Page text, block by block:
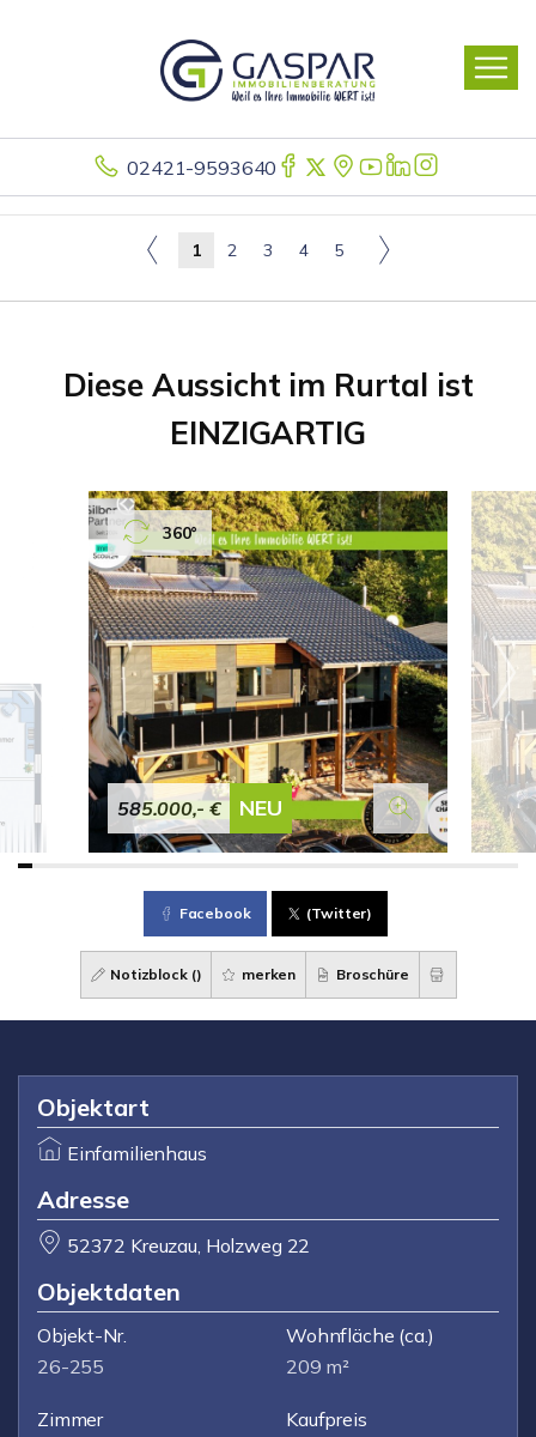
02421-9593640
1 2 3 4 5
Diese Aussicht im Rurtal ist
EINZIGARTIG
585.000,- € NEU
360°
Facebook (Twitter)
Notizblock () merken Broschüre
Objektart
Einfamilienhaus
Adresse
52372 Kreuzau, Holzweg 22
Objektdaten
Objekt-Nr.
26-255
Wohnfläche (ca.)
209 m²
Zimmer
Kaufpreis